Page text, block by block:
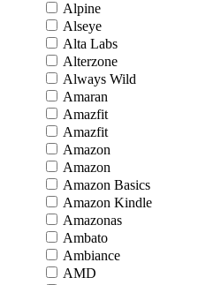
Alpine
Alseye
Alta Labs
Alterzone
Always Wild
Amaran
Amazfit
Amazfit
Amazon
Amazon
Amazon Basics
Amazon Kindle
Amazonas
Ambato
Ambiance
AMD